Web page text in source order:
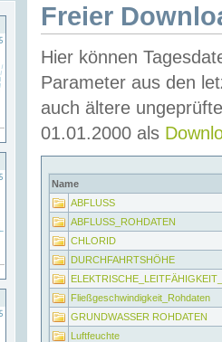
Freier
Hier können
Parameter aus den
auch ältere
01.01.2000 als
Name
ABFLUSS
ABFLUSS_ROHDATEN
CHLORID
DURCHFAHRTSHÖHE
Fließgeschwindigkeit_Rohdaten
GRUNDWASSER ROHDATEN
Luftfeuchte